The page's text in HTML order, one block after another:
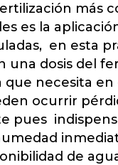
más
es la
en esta
una dosis del
que necesita en
ocurrir
pues
de